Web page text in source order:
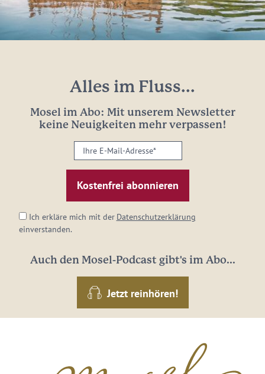
Alles im Fluss...
Mosel im Abo: Mit unserem Newsletter
keine Neuigkeiten mehr verpassen!
Ihre
E-
Mail-
Adresse:
Ich erkläre mich mit der Datenschutzerklärung
einverstanden.
Auch den Mosel-Podcast gibt's im Abo...
Jetzt reinhören!